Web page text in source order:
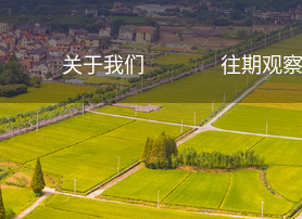
关于我们 往期观察